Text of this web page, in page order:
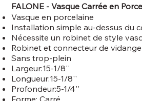
FALONE - Vasque Carrée en
Vasque en porcelaine
Installation simple au-dessus du
Nécessite un robinet de style
Robinet et connecteur de
Sans trop-plein
Largeur:15-1/8''
Longueur:15-1/8''
Profondeur:5-1/4''
Forme: Carré